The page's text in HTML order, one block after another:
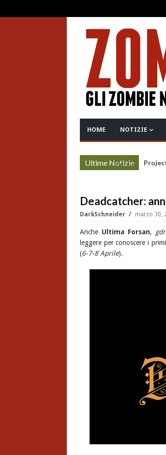
HOME NOTIZIE
Ultime Notizie
More »
Deadcatcher:
DarkSchneider marzo 30,
Anche Ultima Forsan, gdr
leggere per conoscere i
(6-7-8 Aprile).